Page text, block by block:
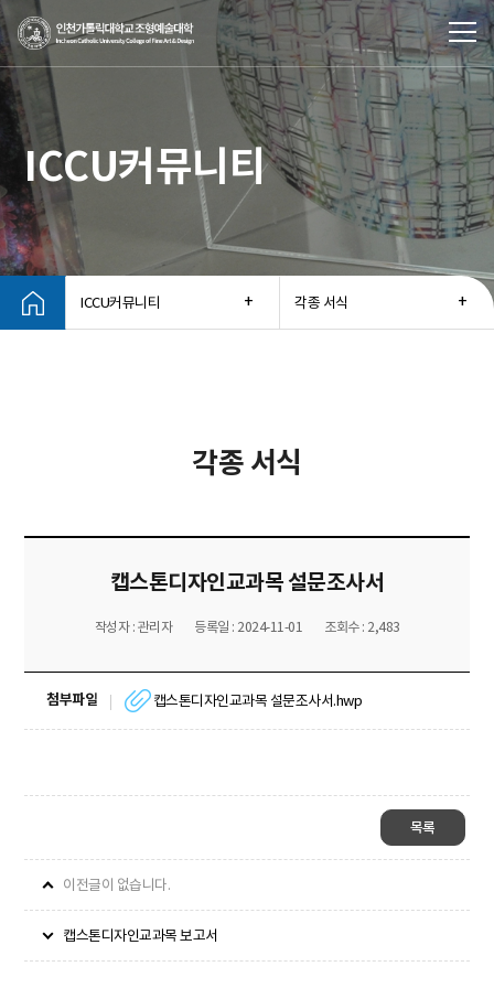
ICCU커뮤니티
ICCU커뮤니티 각종 서식
각종 서식
캡스톤디자인교과목 설문조사서
작성자 : 관리자 등록일 : 2024-11-01 조회수 : 2,483
첨부파일 캡스톤디자인교과목 설문조사서.hwp
목록
이전글이 없습니다.
캡스톤디자인교과목 보고서